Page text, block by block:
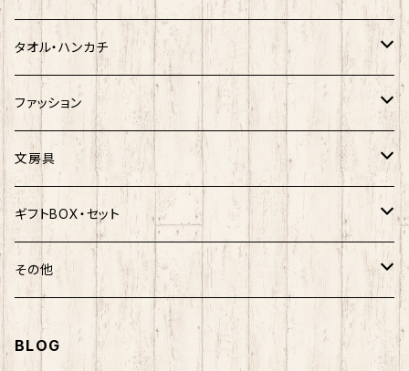
ぐでたま
ポムポムプリン
ポチャッコ
ばつ丸
マイメロディ
けろっぴ
ホヤぼーや
ご当地ベア
スヌーピー
赤べこ・ガラガラべこ
マッチョシリーズ
もちシリーズ
楽天ゴールデンイーグルス×ネコムネandシバ
楽天ゴールデンイーグルス×おえかきさん
楽天ゴールデンイーグルス×ご当地ベア
ネコムネandシバ×鳥獣戯画
楽天ゴールデンイーグルス×もちシリーズ
サンリオ×ご当地ベア
ご当地ベア
秋田犬
しばっころ
わさお
むすび丸
ホヤぼーや
その他
ご当地ベア
秋田犬
しばっころ
わさお
むすび丸
ポプテピピック
ホヤぼーや
スヌーピー
秋田犬
わさお
むすび丸
タオル・ハンカチ
ホヤぼーや
秋田犬
キティ
むすび丸
ミニオン
ファッション
Tシャツ
ネクタイ
靴下
ルームシューズ
文房具
ボールペン
マグネット
クリアファイル
ギフトBOX・セット
福袋
その他
トートバック
BLOG